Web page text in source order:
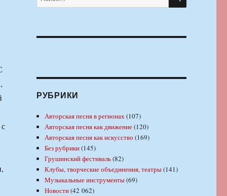
РУБРИКИ
Авторская песня в регионах(107)
Авторская песня как движение(120)
Авторская песня как искусство (169)
Без рубрики(145)
Грушинский фестиваль(82)
Клубы, творческие объединения, театры(141)
Музыкальные инструменты(69)
Новости(42 062)